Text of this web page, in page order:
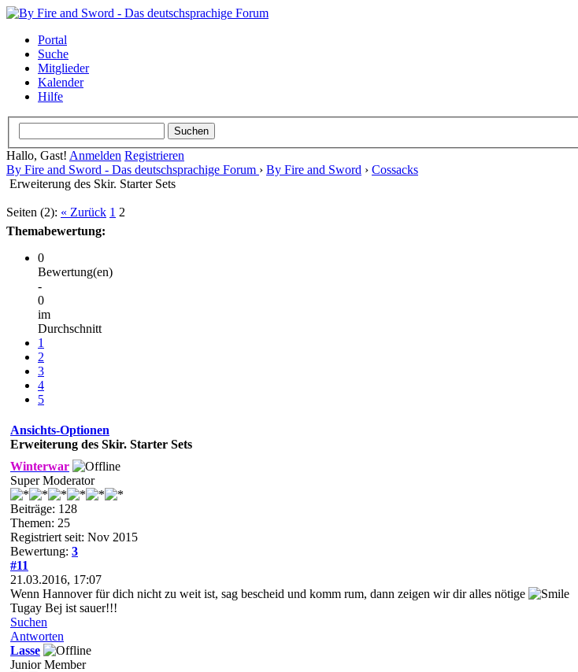
Portal
Suche
Mitglieder
Kalender
Hilfe
Hallo, Gast! Anmelden Registrieren
By Fire and Sword - Das deutschsprachige Forum › By Fire and Sword › Cossacks
Erweiterung des Skir. Starter Sets
Seiten (2): « Zurück 1 2
Themabewertung:
0
Bewertung(en)
-
0
im
Durchschnitt
1
2
3
4
5
Ansichts-Optionen
Erweiterung des Skir. Starter Sets
Winterwar
Super Moderator
Beiträge: 128
Themen: 25
Registriert seit: Nov 2015
Bewertung: 3
#11
21.03.2016, 17:07
Wenn Hannover für dich nicht zu weit ist, sag bescheid und komm rum, dann zeigen wir dir alles nötige
Tugay Bej ist sauer!!!
Suchen
Antworten
Lasse
Junior Member